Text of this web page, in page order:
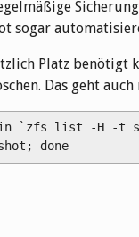
sogar
Platz benötigt
Das geht
in `zfs list -H -t
done